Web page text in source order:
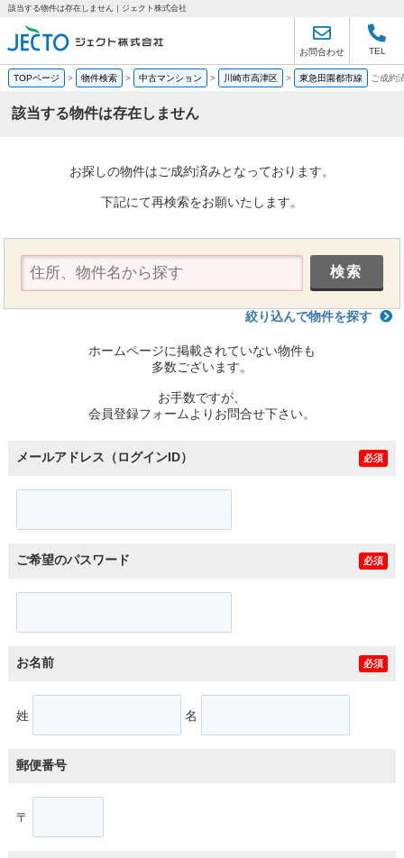
該当する物件は存在しません｜ジェクト株式会社
お問合わせ TEL
TOPページ > 物件検索 > 中古マンション > 川崎市高津区 > 東急田園都市線 ご成約
該当する物件は存在しません
お探しの物件はご成約済みとなっております。
下記にて再検索をお願いたします。
絞り込んで物件を探す
ホームページに掲載されていない物件も
多数ございます。
お手数ですが、
会員登録フォームよりお問合せ下さい。
メールアドレス（ログインID） 必須
ご希望のパスワード 必須
お名前 必須
姓 名
郵便番号
〒